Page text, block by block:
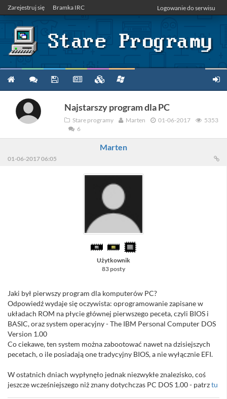
Zarejestruj się Bramka IRC Logowanie do serwisu
Najstarszy program dla PC
Stare programy Marten 01-06-2017
5353
6
Marten
01-06-2017 06:05
Użytkownik
83 posty
Jaki był pierwszy program dla komputerów PC?
Odpowiedź wydaje się oczywista: oprogramowanie zapisane w
układach ROM na płycie głównej pierwszego peceta, czyli BIOS i
BASIC, oraz system operacyjny - The IBM Personal Computer DOS
Version 1.00
Co ciekawe, ten system można zabootować nawet na dzisiejszych
pecetach, o ile posiadają one tradycyjny BIOS, a nie wyłącznie EFI.
W ostatnich dniach wypłynęło jednak niezwykłe znalezisko, coś
jeszcze wcześniejszego niż znany dotychczas PC DOS 1.00 - patrztu